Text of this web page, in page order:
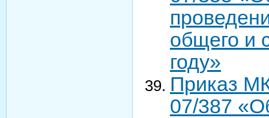
общего и
году»
Приказ
07/387